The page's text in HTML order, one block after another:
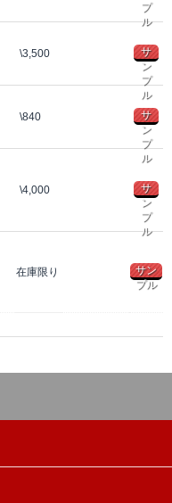
プ
ル
\3,500
サ
ン
プ
ル
\840
サ
ン
プ
ル
\4,000
サ
ン
プ
ル
在庫限り
サン
プル